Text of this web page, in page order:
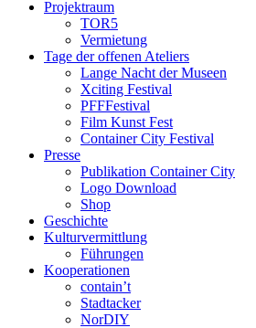
Projektraum
TOR5
Vermietung
Tage der offenen Ateliers
Lange Nacht der Museen
Xciting Festival
PFFFestival
Film Kunst Fest
Container City Festival
Presse
Publikation Container City
Logo Download
Shop
Geschichte
Kulturvermittlung
Führungen
Kooperationen
contain’t
Stadtacker
NorDIY